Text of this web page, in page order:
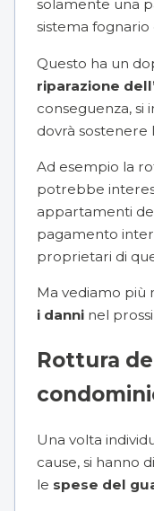
solamente una
sistema
Questo ha un
riparazione
conseguenza, si
dovrà sostenere
Ad esempio la
potrebbe
appartamenti
pagamento
proprietari di
Ma vediamo più
i danni nel
Rottura
Una volta
cause, si hanno
le spese del